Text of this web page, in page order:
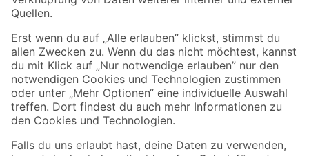
Sicher einkaufen
Jetzt die toom-App herunterladen